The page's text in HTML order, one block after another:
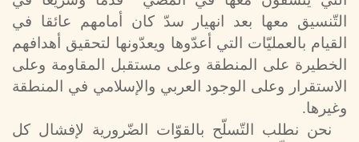
التّنسيق معها بعد انهيار سدّ كان أمامهم عائقا في
القيام بالعمليّات التي أعدّوها ويعدّونها لتحقيق أهدافهم
الخطيرة على المنطقة وعلى مستقبل المقاومة وعلى
الاستقرار وعلى الوجود العربي والإسلامي في المنطقة
وغيرها.
نحن نطلب التّسلّح بالقوّات الضّرورية لإفشال كل